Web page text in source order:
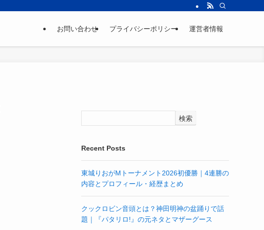
お問い合わせ プライバシーポリシー 運営者情報
検索
Recent Posts
東城りおがMトーナメント2026初優勝｜4連勝の
内容とプロフィール・経歴まとめ
クックロビン音頭とは？神田明神の盆踊りで話
題｜『パタリロ!』の元ネタとマザーグース